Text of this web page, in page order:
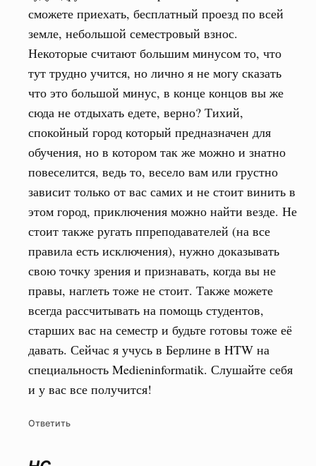
сможете приехать, бесплатный проезд по всей
земле, небольшой семестровый взнос.
Некоторые считают большим минусом то, что
тут трудно учится, но лично я не могу сказать
что это большой минус, в конце концов вы же
сюда не отдыхать едете, верно? Тихий,
спокойный город который предназначен для
обучения, но в котором так же можно и знатно
повеселится, ведь то, весело вам или грустно
зависит только от вас самих и не стоит винить в
этом город, приключения можно найти везде. Не
стоит также ругать ппреподавателей (на все
правила есть исключения), нужно доказывать
свою точку зрения и признавать, когда вы не
правы, наглеть тоже не стоит. Также можете
всегда рассчитывать на помощь студентов,
старших вас на семестр и будьте готовы тоже её
давать. Сейчас я учусь в Берлине в HTW на
специальность Medieninformatik. Слушайте себя
и у вас все получится!
Ответить